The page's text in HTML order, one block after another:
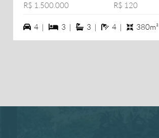
R$ 1.500.000 R$ 120
4 vagas na garagem
4 | 3 dormiórios
3 | 3 suítes
3 | 4 banheiros
4 | 380m²